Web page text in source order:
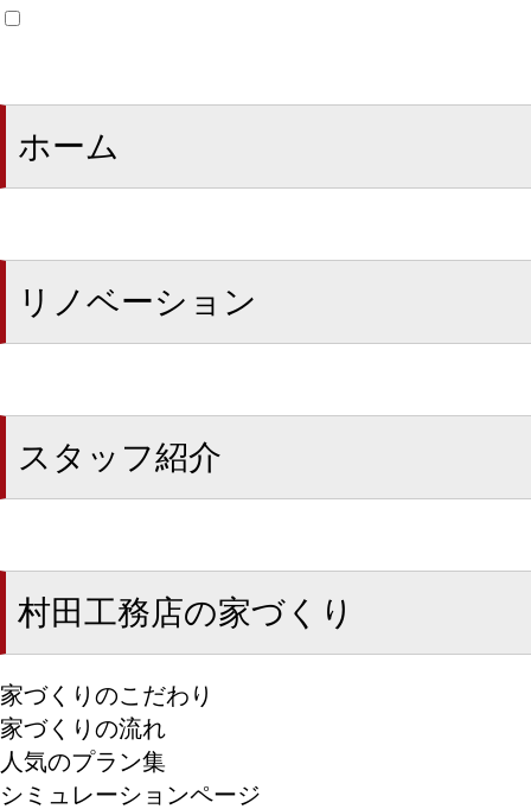
ホーム
リノベーション
スタッフ紹介
村田工務店の家づくり
家づくりのこだわり
家づくりの流れ
人気のプラン集
シミュレーションページ